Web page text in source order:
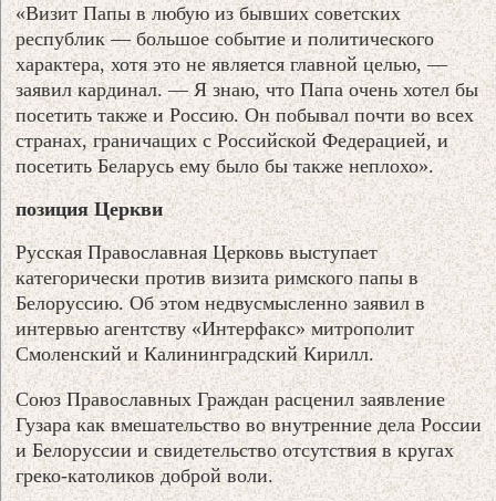
«Визит Папы в любую из бывших советских
республик — большое событие и политического
характера, хотя это не является главной целью, —
заявил кардинал. — Я знаю, что Папа очень хотел бы
посетить также и Россию. Он побывал почти во всех
странах, граничащих с Российской Федерацией, и
посетить Беларусь ему было бы также неплохо».
позиция Церкви
Русская Православная Церковь выступает
категорически против визита римского папы в
Белоруссию. Об этом недвусмысленно заявил в
интервью агентству «Интерфакс» митрополит
Смоленский и Калининградский Кирилл.
Союз Православных Граждан расценил заявление
Гузара как вмешательство во внутренние дела России
и Белоруссии и свидетельство отсутствия в кругах
греко-католиков доброй воли.